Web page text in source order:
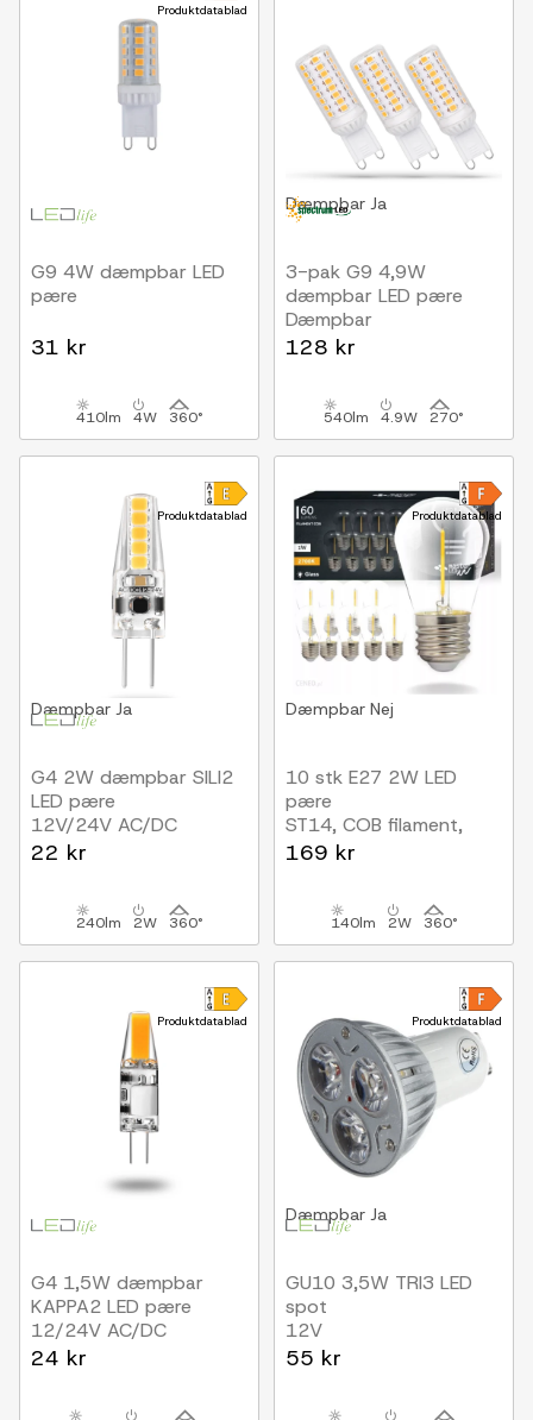
Produktdatablad
G9 4W dæmpbar LED
pære
31 kr
410lm 4W 360°
Dæmpbar Ja
3-pak G9 4,9W
dæmpbar LED pære
Dæmpbar
128 kr
540lm 4.9W 270°
Produktdatablad
Dæmpbar Ja
G4 2W dæmpbar SILI2
LED pære
12V/24V AC/DC
22 kr
240lm 2W 360°
Produktdatablad
Dæmpbar Nej
10 stk E27 2W LED
pære
ST14, COB filament,
klart glas
169 kr
140lm 2W 360°
Produktdatablad
G4 1,5W dæmpbar
KAPPA2 LED pære
12/24V AC/DC
24 kr
Produktdatablad
Dæmpbar Ja
GU10 3,5W TRI3 LED
spot
12V
55 kr